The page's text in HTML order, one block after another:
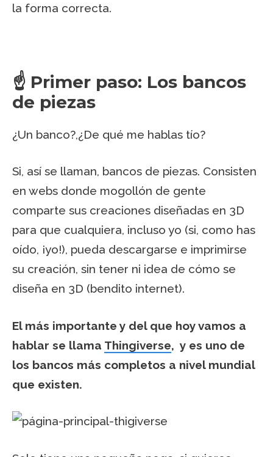
la forma correcta.
☝️ Primer paso: Los bancos
de piezas
¿Un banco?,¿De qué me hablas tío?
Si, así se llaman, bancos de piezas. Consisten
en webs donde mogollón de gente
comparte sus creaciones diseñadas en 3D
para que cualquiera, incluso yo (si, como has
oído, ¡yo!), pueda descargarse e imprimirse
su creación, sin tener ni idea de cómo se
diseña en 3D (bendito internet).
El más importante y del que hoy vamos a
hablar se llama Thingiverse, y es uno de
los bancos más completos a nivel mundial
que existen.